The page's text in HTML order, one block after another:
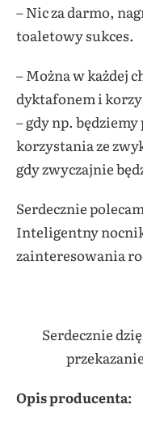
– Nic za darmo,
toaletowy sukces.
– Można w każdej
dyktafonem i
– gdy np.
korzystania ze
gdy zwyczajnie
Serdecznie
Inteligentny
zainteresowania
Serdecznie
Opis producenta: